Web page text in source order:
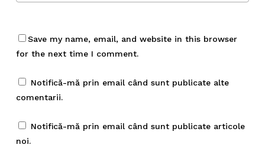
Save my name, email, and website in this browser
for the next time I comment.
Notifică-mă prin email când sunt publicate alte
comentarii.
Notifică-mă prin email când sunt publicate articole
noi.